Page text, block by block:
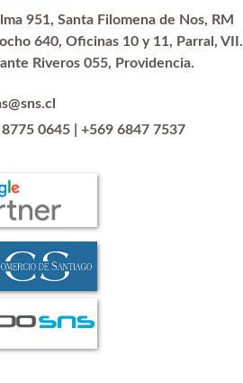
951, Santa Filomena de Nos, RM
640, Oficinas 10 y 11, Parral, VII.
Riveros 055, Providencia.
0645 |+569 6847 7537